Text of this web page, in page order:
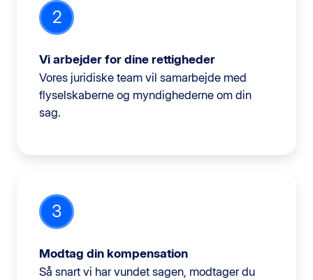
2
Vi arbejder for dine rettigheder
Vores juridiske team vil samarbejde med
flyselskaberne og myndighederne om din
sag.
3
Modtag din kompensation
Så snart vi har vundet sagen, modtager du